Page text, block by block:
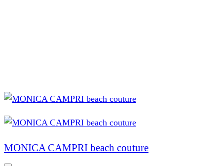
MONICA CAMPRI beach couture